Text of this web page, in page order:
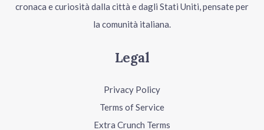
cronaca e curiosità dalla città e dagli Stati Uniti, pensate per
la comunità italiana.
Legal
Privacy Policy
Terms of Service
Extra Crunch Terms